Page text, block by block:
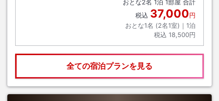
おとな2名 1泊 1部屋 合計
税込 37,000円
おとな1名 (2名1室)｜ 1泊
税込 18,500円
全ての宿泊プランを見る